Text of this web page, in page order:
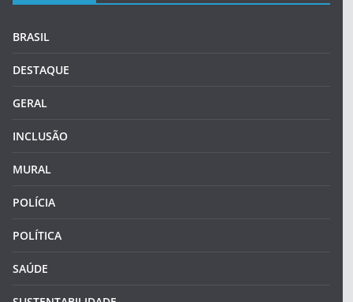
BRASIL
DESTAQUE
GERAL
INCLUSÃO
MURAL
POLÍCIA
POLÍTICA
SAÚDE